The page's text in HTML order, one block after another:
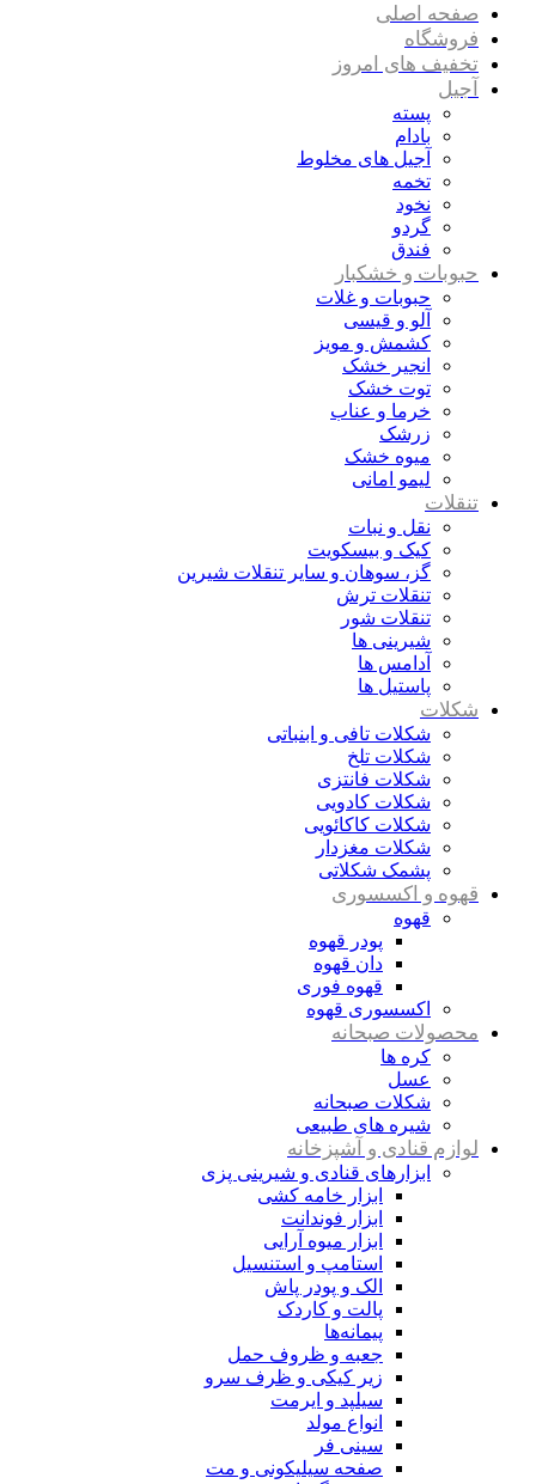
صفحه اصلی
فروشگاه
تخفیف های امروز
آجیل
پسته
بادام
آجیل های مخلوط
تخمه
نخود
گردو
فندق
حبوبات و خشکبار
حبوبات و غلات
آلو و قیسی
کشمش و مویز
انجیر خشک
توت خشک
خرما و عناب
زرشک
میوه خشک
لیمو امانی
تنقلات
نقل و نبات
کیک و بیسکویت
گز، سوهان و سایر تنقلات شیرین
تنقلات ترش
تنقلات شور
شیرینی ها
آدامس ها
پاستیل ها
شکلات
شکلات تافی و ابنباتی
شکلات تلخ
شکلات فانتزی
شکلات کادویی
شکلات کاکائویی
شکلات مغزدار
پشمک شکلاتی
قهوه و اکسسوری
قهوه
پودر قهوه
دان قهوه
قهوه فوری
اکسسوری قهوه
محصولات صبحانه
کره ها
عسل
شکلات صبحانه
شیره های طبیعی
لوازم قنادی و آشپزخانه
ابزارهای قنادی و شیرینی پزی
ابزار خامه کشی
ابزار فوندانت
ابزار میوه آرایی
استامپ و استنسیل
الک و پودر پاش
پالت و کاردک
پیمانه‌ها
جعبه و ظروف حمل
زیر کیکی و ظرف سرو
سیلپد و ایرمت
انواع مولد
سینی فر
صفحه سیلیکونی و مت